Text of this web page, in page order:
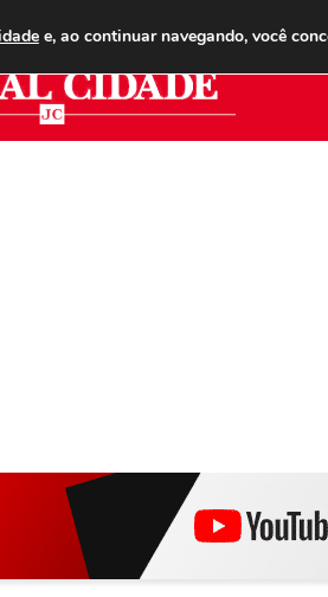
CONTATO PUBLICIDADE LEGAL
e, ao continuar navegando, você